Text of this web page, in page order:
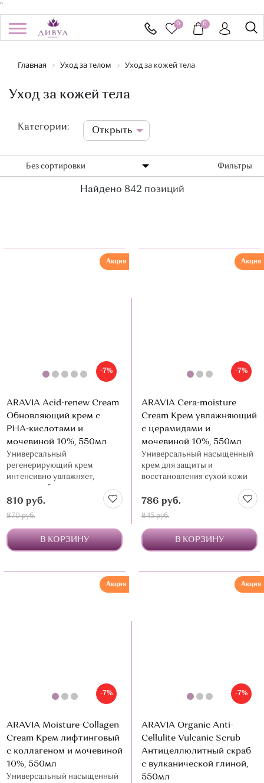
"
0 0
КАТАЛОГ
БРЕНДЫ
УСПЕЙ КУПИТЬ
ДОСТАВКА И ОПЛАТА
Здравствуйте! Что вы ищете?
Главная Уход за телом Уход за кожей тела
Уход за кожей тела
Категории: Открыть
Фильтры
Без сортировки
Найдено 842 позиций
-7%
Акция
ARAVIA Acid-renew Cream
Обновляющий крем с
PHA-кислотами и
мочевиной 10%, 550мл
Универсальный
регенерирующий крем
интенсивно увлажняет,
ускоряет обновление,
устраняет следы усталости
810 руб.
870 руб.
В КОРЗИНУ
-7%
Акция
ARAVIA Cera-moisture
Cream Крем увлажняющий
с церамидами и
мочевиной 10%, 550мл
Универсальный насыщенный
крем для защиты и
восстановления сухой кожи
786 руб.
845 руб.
В КОРЗИНУ
-7%
Акция
ARAVIA Moisture-Collagen
Cream Крем лифтинговый
с коллагеном и мочевиной
10%, 550мл
Универсальный насыщенный
-7%
Акция
ARAVIA Organic Anti-
Cellulite Vulcanic Scrub
Антицеллюлитный скраб
с вулканической глиной,
550мл